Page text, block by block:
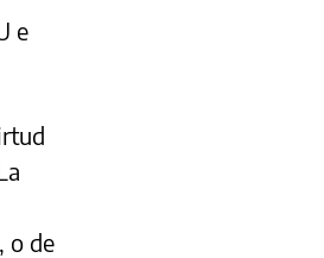
e
o de